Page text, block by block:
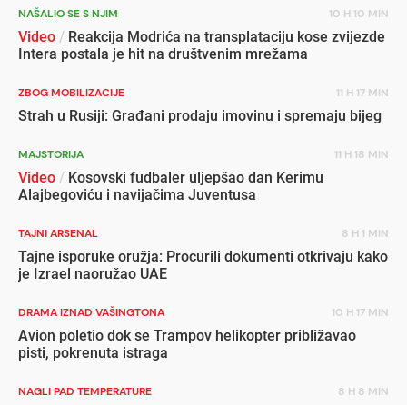
NAŠALIO SE S NJIM 10 H 10 MIN
Video / Reakcija Modrića na transplataciju kose zvijezde
Intera postala je hit na društvenim mrežama
ZBOG MOBILIZACIJE 11 H 17 MIN
Strah u Rusiji: Građani prodaju imovinu i spremaju bijeg
MAJSTORIJA 11 H 18 MIN
Video / Kosovski fudbaler uljepšao dan Kerimu
Alajbegoviću i navijačima Juventusa
TAJNI ARSENAL 8 H 1 MIN
Tajne isporuke oružja: Procurili dokumenti otkrivaju kako
je Izrael naoružao UAE
DRAMA IZNAD VAŠINGTONA 10 H 17 MIN
Avion poletio dok se Trampov helikopter približavao
pisti, pokrenuta istraga
NAGLI PAD TEMPERATURE 8 H 8 MIN